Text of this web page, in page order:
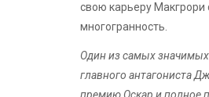
свою карьеру Макгрори
многогранность.
Один из самых
главного антагониста
премию Оскар и полное